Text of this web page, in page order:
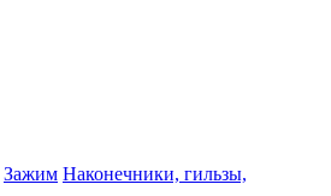
Зажим Наконечники, гильзы,